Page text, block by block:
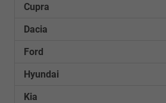
Cupra
Dacia
Ford
Hyundai
Kia